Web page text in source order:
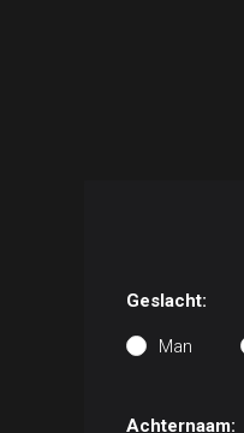
Geslacht:
Man
Achternaam: